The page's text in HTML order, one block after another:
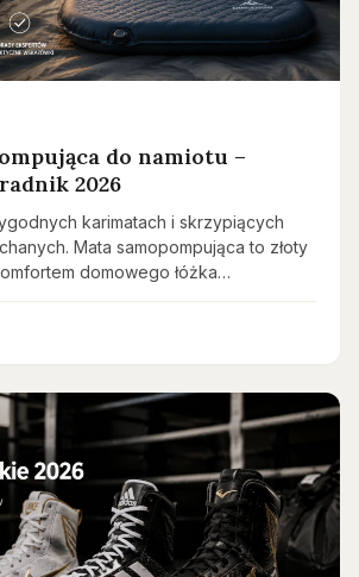
do namiotu –
2026
karimatach i skrzypiących
Mata samopompująca to złoty
domowego łóżka…